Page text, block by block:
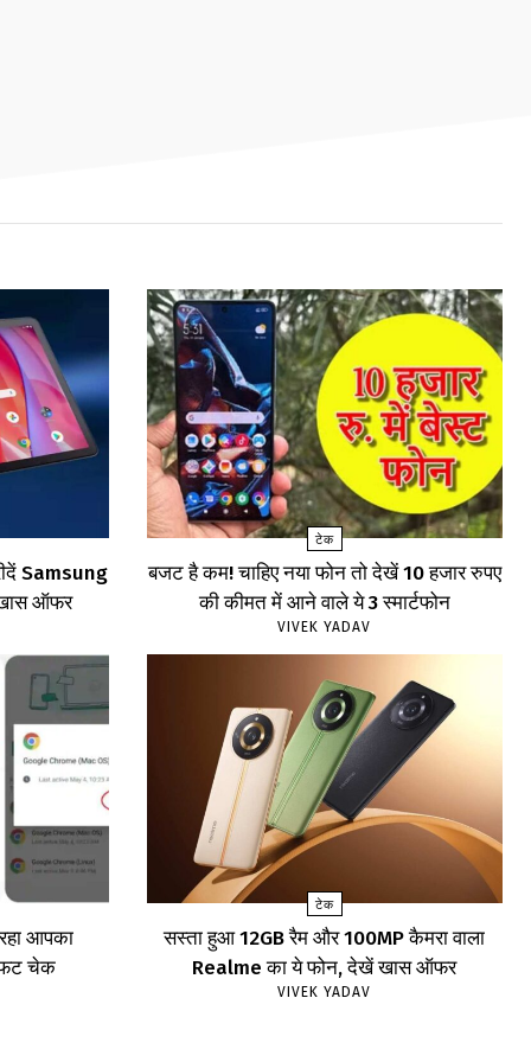
Samsung
ऑफर
टेक
बजट है कम! चाहिए नया फोन तो देखें 10 हजार रुपए
की कीमत में आने वाले ये 3 स्मार्टफोन
VIVEK YADAV
आपका
चेक
टेक
सस्ता हुआ 12GB रैम और 100MP कैमरा वाला
Realme का ये फोन, देखें खास ऑफर
VIVEK YADAV